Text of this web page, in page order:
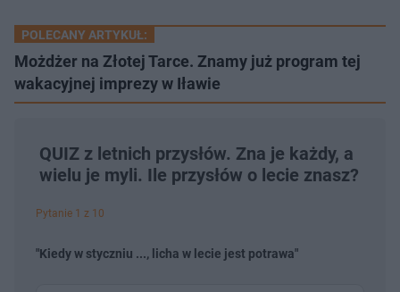
POLECANY ARTYKUŁ:
Możdżer na Złotej Tarce. Znamy już program tej
wakacyjnej imprezy w Iławie
QUIZ z letnich przysłów. Zna je każdy, a
wielu je myli. Ile przysłów o lecie znasz?
Pytanie 1 z 10
"Kiedy w styczniu ..., licha w lecie jest potrawa"